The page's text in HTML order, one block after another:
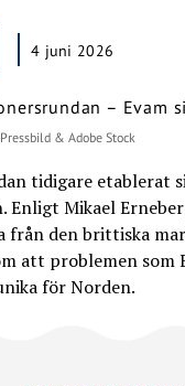
4 juni 2026
& Adobe Stock
tidigare etablerat
Enligt Mikael
från den brittiska
att problemen som
för Norden.